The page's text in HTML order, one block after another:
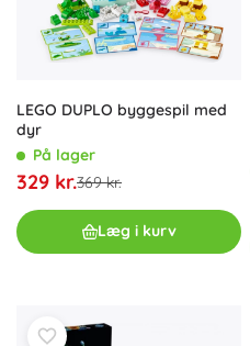
LEGO DUPLO byggespil med
dyr
På lager
329 kr.369 kr.
Læg i kurv